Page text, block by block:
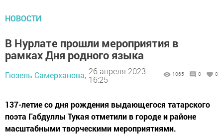
НОВОСТИ
В Нурлате прошли мероприятия в
рамках Дня родного языка
Гюзель Самерханова, 26 апреля 2023 -
16:25
1065 0 0
137-летие со дня рождения выдающегося татарского
поэта Габдуллы Тукая отметили в городе и районе
масштабными творческими мероприятиями.